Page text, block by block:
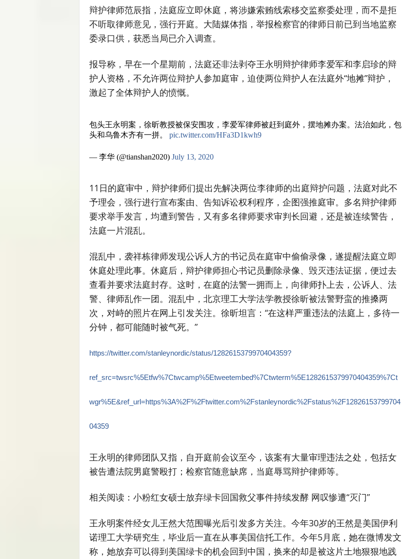
辩护律师范辰指，法庭应立即休庭，将涉嫌索贿线索移交监察委处理，而不是拒
不听取律师意见，强行开庭。大陆媒体指，举报检察官的律师日前已到当地监察
委录口供，获悉当局已介入调查。
报导称，早在一个星期前，法庭还非法剥夺王永明辩护律师李爱军和李启珍的辩
护人资格，不允许两位辩护人参加庭审，迫使两位辩护人在法庭外“地摊”辩护，
激起了全体辩护人的愤慨。
包头王永明案，徐昕教授被保安围攻，李爱军律师被赶到庭外，摆地摊办案。法治如此，包
头和乌鲁木齐有一拼。 pic.twitter.com/HFa3D1kwh9
— 李华 (@tianshan2020) July 13, 2020
11日的庭审中，辩护律师们提出先解决两位李律师的出庭辩护问题，法庭对此不
予理会，强行进行宣布案由、告知诉讼权利程序，企图强推庭审。多名辩护律师
要求举手发言，均遭到警告，又有多名律师要求审判长回避，还是被连续警告，
法庭一片混乱。
混乱中，袭祥栋律师发现公诉人方的书记员在庭审中偷偷录像，遂提醒法庭立即
休庭处理此事。休庭后，辩护律师担心书记员删除录像、毁灭违法证据，便过去
查看并要求法庭封存。这时，在庭的法警一拥而上，向律师扑上去，公诉人、法
警、律师乱作一团。混乱中，北京理工大学法学教授徐昕被法警野蛮的推搡两
次，对峙的照片在网上引发关注。徐昕坦言：“在这样严重违法的法庭上，多待一
分钟，都可能随时被气死。”
https://twitter.com/stanleynordic/status/1282615379970404359?
ref_src=twsrc%5Etfw%7Ctwcamp%5Etweetembed%7Ctwterm%5E1282615379970404359%7Ct
wgr%5E&ref_url=https%3A%2F%2Ftwitter.com%2Fstanleynordic%2Fstatus%2F12826153799704
04359
王永明的律师团队又指，自开庭前会议至今，该案有大量审理违法之处，包括女
被告遭法院男庭警殴打；检察官随意缺席，当庭辱骂辩护律师等。
相关阅读：小粉红女硕士放弃绿卡回国救父事件持续发酵 网叹惨遭“灭门”
王永明案件经女儿王然大范围曝光后引发多方关注。今年30岁的王然是美国伊利
诺理工大学研究生，毕业后一直在从事美国信托工作。今年5月底，她在微博发文
称，她放弃可以得到美国绿卡的机会回到中国，换来的却是被这片土地狠狠地践